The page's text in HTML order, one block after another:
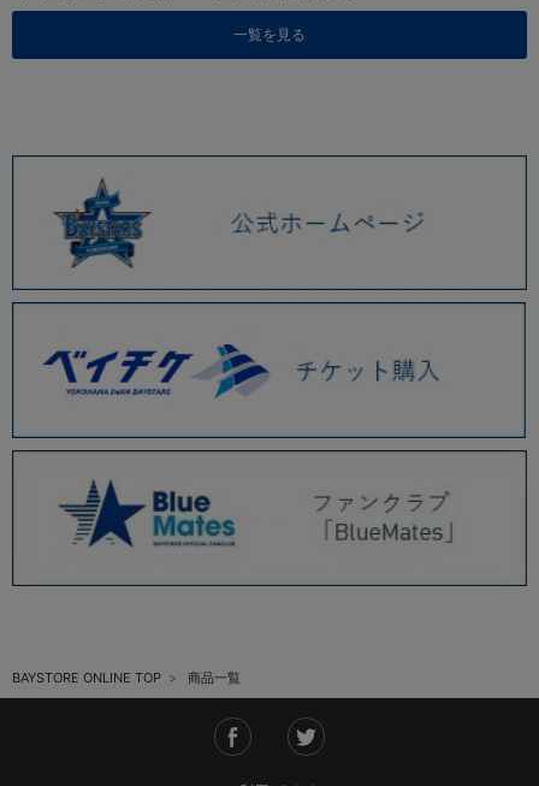
一覧を見る
BAYSTORE ONLINE TOP 商品一覧